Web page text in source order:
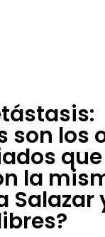
son los
que
la
Salazar